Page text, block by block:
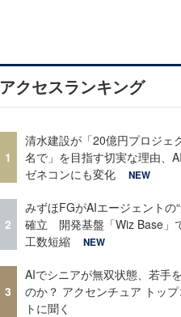
アクセスランキング
1
清水建設が「20億円プロジェ
名で」を目指す切実な理由、
ゼネコンにも変化
NEW
2
みずほFGがAIエージェントの
確立 開発基盤「Wiz Base」
工数短縮
NEW
3
AIでシニアが無双状態、若手
のか？ アクセンチュア トッ
トに聞く